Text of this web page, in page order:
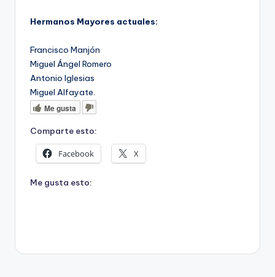
Hermanos Mayores actuales:
Francisco Manjón
Miguel Ángel Romero
Antonio Iglesias
Miguel Alfayate.
Me gusta
Comparte esto:
Facebook X
Me gusta esto: